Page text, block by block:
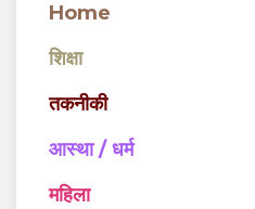
Home
शिक्षा
तकनीकी
आस्था / धर्म
महिला